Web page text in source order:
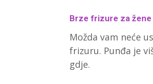
Brze frizure za žene
Možda vam neće
frizuru. Punđa je
gdje.